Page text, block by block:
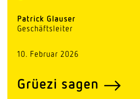
Patrick Glauser
Geschäftsleiter
10. Februar 2026
Grüezi sagen